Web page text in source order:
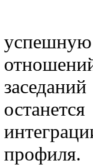
Иван
профиля.